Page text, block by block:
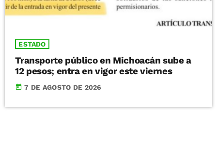
ESTADO
Transporte público en Michoacán sube a
12 pesos; entra en vigor este viernes
today 7 DE AGOSTO DE 2026